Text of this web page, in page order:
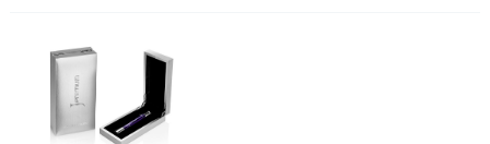
Edition
limitée
des